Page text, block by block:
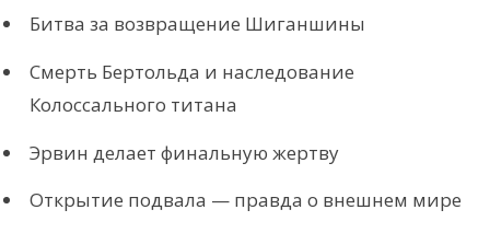
Битва за возвращение Шиганшины
Смерть Бертольда и наследование
Колоссального титана
Эрвин делает финальную жертву
Открытие подвала — правда о внешнем мире